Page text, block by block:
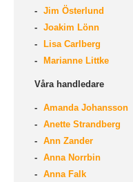
Jim Österlund
Joakim Lönn
Lisa Carlberg
Marianne Littke
Våra handledare
Amanda Johansson
Anette Strandberg
Ann Zander
Anna Norrbin
Anna Falk